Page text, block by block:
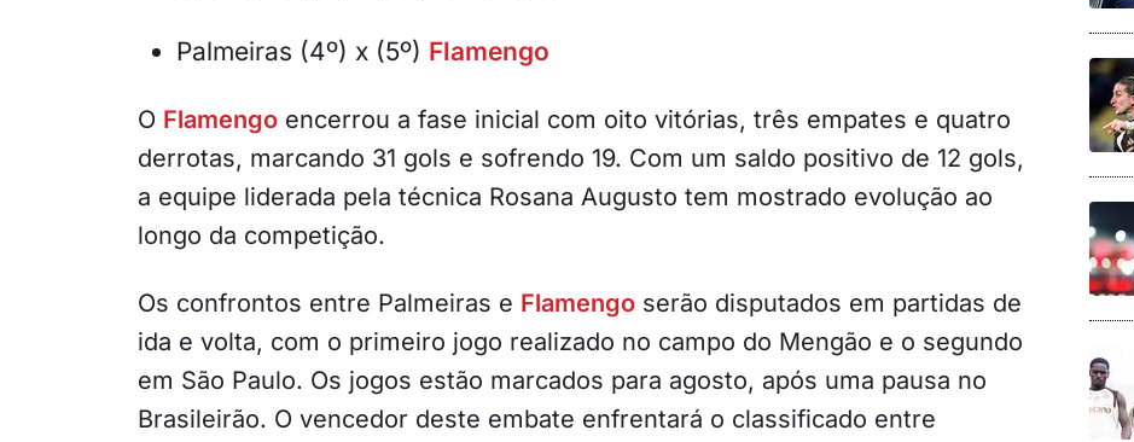
Palmeiras (4º) x (5º) Flamengo
O Flamengo encerrou a fase inicial com oito vitórias, três empates e quatro
derrotas, marcando 31 gols e sofrendo 19. Com um saldo positivo de 12 gols,
a equipe liderada pela técnica Rosana Augusto tem mostrado evolução ao
longo da competição.
Os confrontos entre Palmeiras e Flamengo serão disputados em partidas de
ida e volta, com o primeiro jogo realizado no campo do Mengão e o segundo
em São Paulo. Os jogos estão marcados para agosto, após uma pausa no
Brasileirão. O vencedor deste embate enfrentará o classificado entre